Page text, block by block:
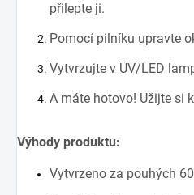
přilepte ji.
Pomocí pilníku upravte
Vytvrzujte v UV/LED
A máte hotovo! Užijte si
Výhody produktu:
Vytvrzeno za pouhých